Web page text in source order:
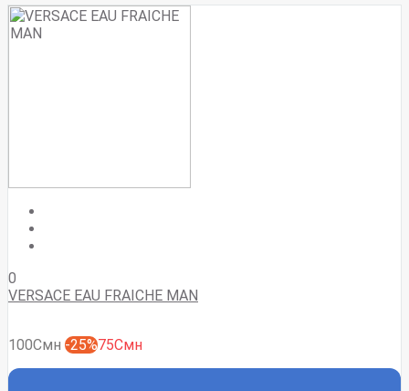
0
VERSACE EAU FRAICHE MAN
100Смн -25%75Смн